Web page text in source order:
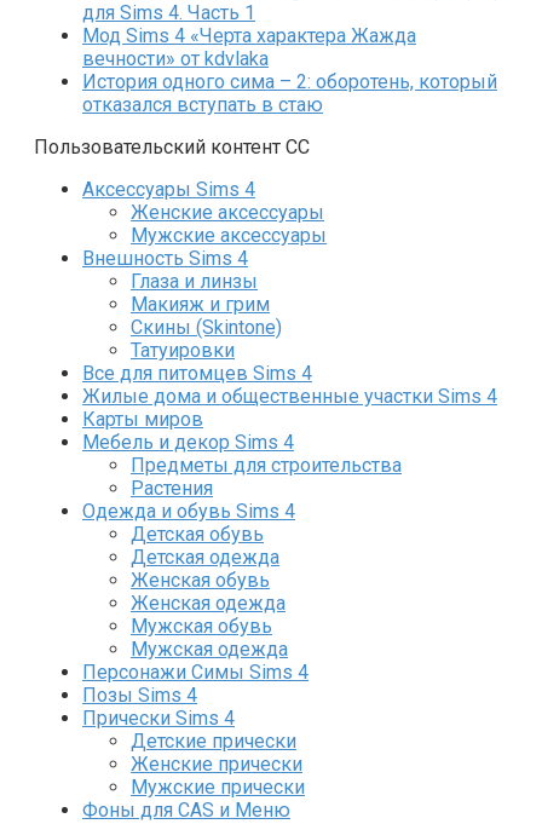
для Sims 4. Часть 1
Мод Sims 4 «Черта характера Жажда
вечности» от kdvlaka
История одного сима – 2: оборотень, который
отказался вступать в стаю
Пользовательский контент СС
Аксессуары Sims 4
Женские аксессуары
Мужские аксессуары
Внешность Sims 4
Глаза и линзы
Макияж и грим
Скины (Skintone)
Татуировки
Все для питомцев Sims 4
Жилые дома и общественные участки Sims 4
Карты миров
Мебель и декор Sims 4
Предметы для строительства
Растения
Одежда и обувь Sims 4
Детская обувь
Детская одежда
Женская обувь
Женская одежда
Мужская обувь
Мужская одежда
Персонажи Симы Sims 4
Позы Sims 4
Прически Sims 4
Детские прически
Женские прически
Мужские прически
Фоны для CAS и Меню